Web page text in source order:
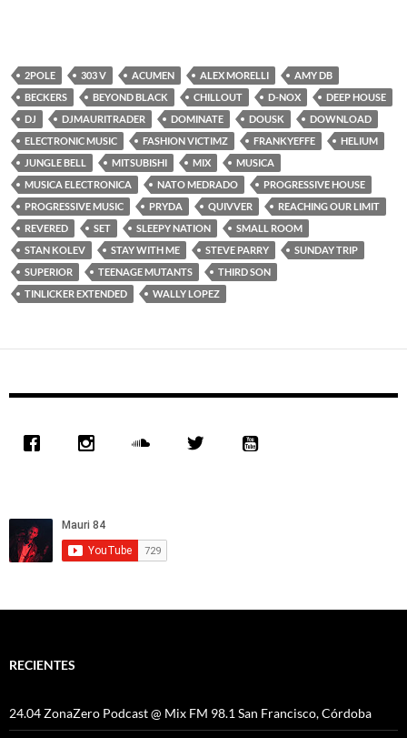
2POLE 303 V ACUMEN ALEX MORELLI
AMY DB
BECKERS
BEYOND BLACK CHILLOUT D-NOX
DEEP HOUSE
DJ
DJMAURITRADER DOMINATE DOUSK
DOWNLOAD
ELECTRONIC MUSIC
FASHION VICTIMZ FRANKYEFFE
HELIUM
JUNGLE BELL
MITSUBISHI MIX
MUSICA
MUSICA ELECTRONICA
NATO MEDRADO
PROGRESSIVE HOUSE
PROGRESSIVE MUSIC
PRYDA QUIVVER
REACHING OUR LIMIT
REVERED
SET SLEEPY NATION
SMALL ROOM
STAN KOLEV
STAY WITH ME STEVE PARRY
SUNDAY TRIP
SUPERIOR
TEENAGE MUTANTS
THIRD SON
TINLICKER EXTENDED
WALLY LOPEZ
RECIENTES
24.04 ZonaZero Podcast @ Mix FM 98.1 San Francisco, Córdoba